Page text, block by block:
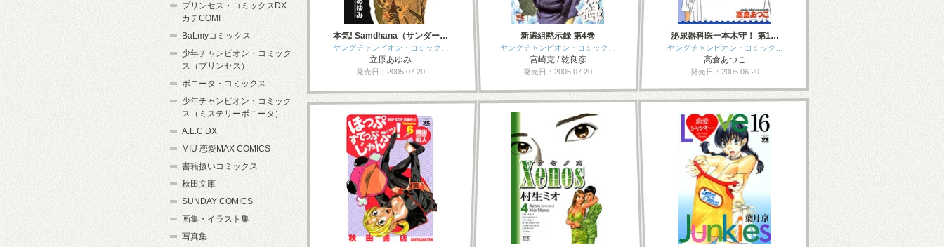
本気! Samdhana（サンダー…
ヤングチャンピオン・コミック…
立原あゆみ
発売日：2005.07.20
新選組黙示録 第4巻
ヤングチャンピオン・コミック…
宮崎克 / 乾良彦
発売日：2005.07.20
泌尿器科医一本木守！ 第1…
ヤングチャンピオン・コミック…
高倉あつこ
発売日：2005.06.20
プリンセス・コミックスDX
カチCOMI
BaLmyコミックス
少年チャンピオン・コミック
ス（プリンセス）
ボニータ・コミックス
少年チャンピオン・コミック
ス（ミステリーボニータ）
A.L.C.DX
MIU 恋愛MAX COMICS
書籍扱いコミックス
秋田文庫
SUNDAY COMICS
画集・イラスト集
写真集